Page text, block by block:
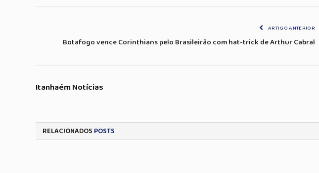
ARTIGO ANTERIOR
Botafogo vence Corinthians pelo Brasileirão com hat-trick de Arthur Cabral
Itanhaém Notícias
RELACIONADOS POSTS